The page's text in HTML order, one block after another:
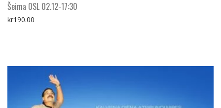
Šeima OSL 02.12-17:30
kr190.00